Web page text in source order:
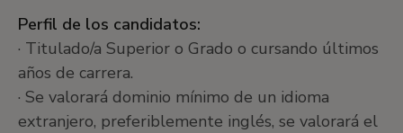
Perfil de los candidatos:
· Titulado/a Superior o Grado o cursando últimos
años de carrera.
· Se valorará dominio mínimo de un idioma
extranjero, preferiblemente inglés, se valorará el